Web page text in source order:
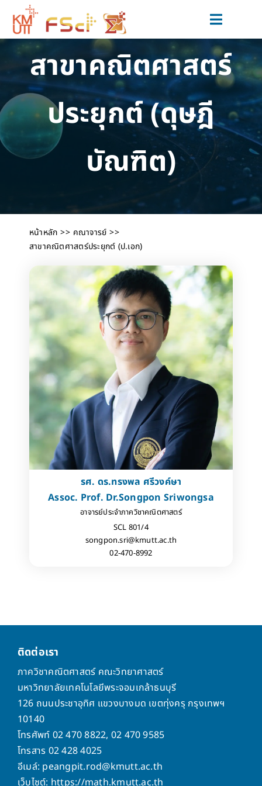
content
Toggle
สมัครเรียน
หลักสูตร
วิจัยและนวัตกรรม
ข่าวสารและกิจกรรม
สำหรับนักศึกษาปัจจุบัน
สาขาคณิตศาสตร์
ประยุกต์ (ดุษฎี
บัณฑิต)
หน้าหลัก
คณาจารย์
สาขาคณิตศาสตร์ประยุกต์ (ป.เอก)
รศ. ดร.ทรงพล ศรีวงค์ษา
Assoc. Prof. Dr.Songpon Sriwongsa
อาจารย์ประจำภาควิชาคณิตศาสตร์
SCL 801/4
songpon.sri@kmutt.ac.th
02-470-8992
ติดต่อเรา
ภาควิชาคณิตศาสตร์ คณะวิทยาศาสตร์
มหาวิทยาลัยเทคโนโลยีพระจอมเกล้าธนบุรี
126 ถนนประชาอุทิศ แขวงบางมด เขตทุ่งครุ กรุงเทพฯ
10140
โทรศัพท์ 02 470 8822, 02 470 9585
โทรสาร 02 428 4025
อีเมล์: peangpit.rod@kmutt.ac.th
เว็บไซต์: https://math.kmutt.ac.th